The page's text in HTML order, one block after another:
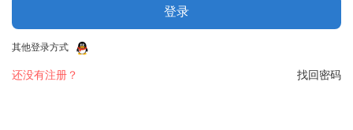
登录
其他登录方式
找回密码
还没有注册？